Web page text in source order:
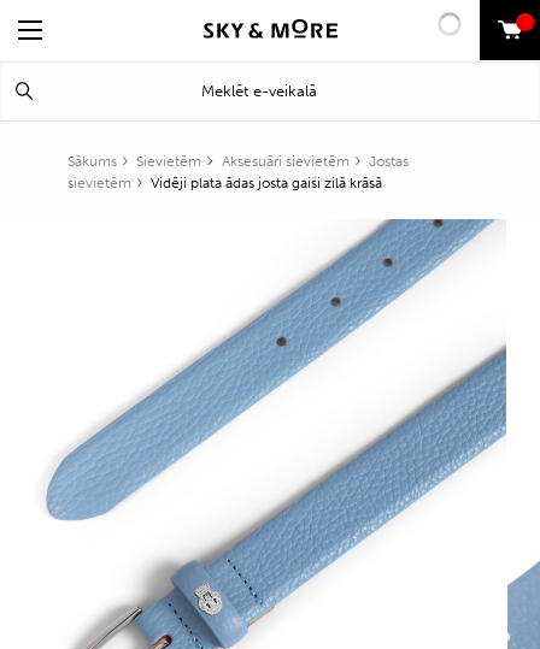
0
Sākums Sievietēm Aksesuāri sievietēm
Jostas
sievietēm
Vidēji plata ādas josta gaiši zilā krāsā